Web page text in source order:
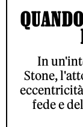
In
Stone,
fede e